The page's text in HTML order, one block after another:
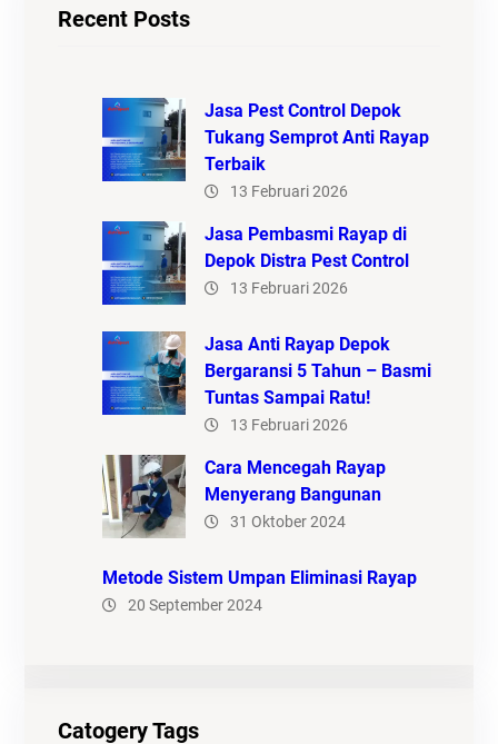
Recent Posts
Jasa Pest Control Depok
Tukang Semprot Anti Rayap
Terbaik
13 Februari 2026
Jasa Pembasmi Rayap di
Depok Distra Pest Control
13 Februari 2026
Jasa Anti Rayap Depok
Bergaransi 5 Tahun – Basmi
Tuntas Sampai Ratu!
13 Februari 2026
Cara Mencegah Rayap
Menyerang Bangunan
31 Oktober 2024
Metode Sistem Umpan Eliminasi Rayap
20 September 2024
Catogery Tags